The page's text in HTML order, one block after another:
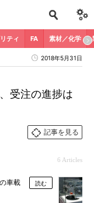
ティ FA 素材／化学
2018年5月31日
受注の進捗は
記事を見る
6 Articles
車載
読む